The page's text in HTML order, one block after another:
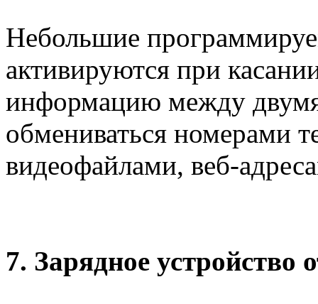
Небольшие
активируются при
информацию между
обмениваться номерами
видеофайлами, веб-
7. Зарядное устройство